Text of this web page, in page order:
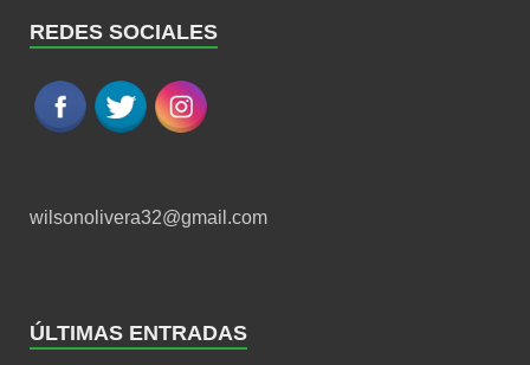
REDES SOCIALES
wilsonolivera32@gmail.com
ÚLTIMAS ENTRADAS